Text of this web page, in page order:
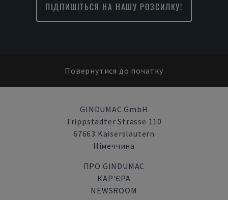
ПІДПИШІТЬСЯ НА НАШУ РОЗСИЛКУ!
Повернутися до початку
GINDUMAC GmbH
Trippstadter Strasse 110
67663 Kaiserslautern
Німеччина
ПРО GINDUMAC
КАР'ЄРА
NEWSROOM